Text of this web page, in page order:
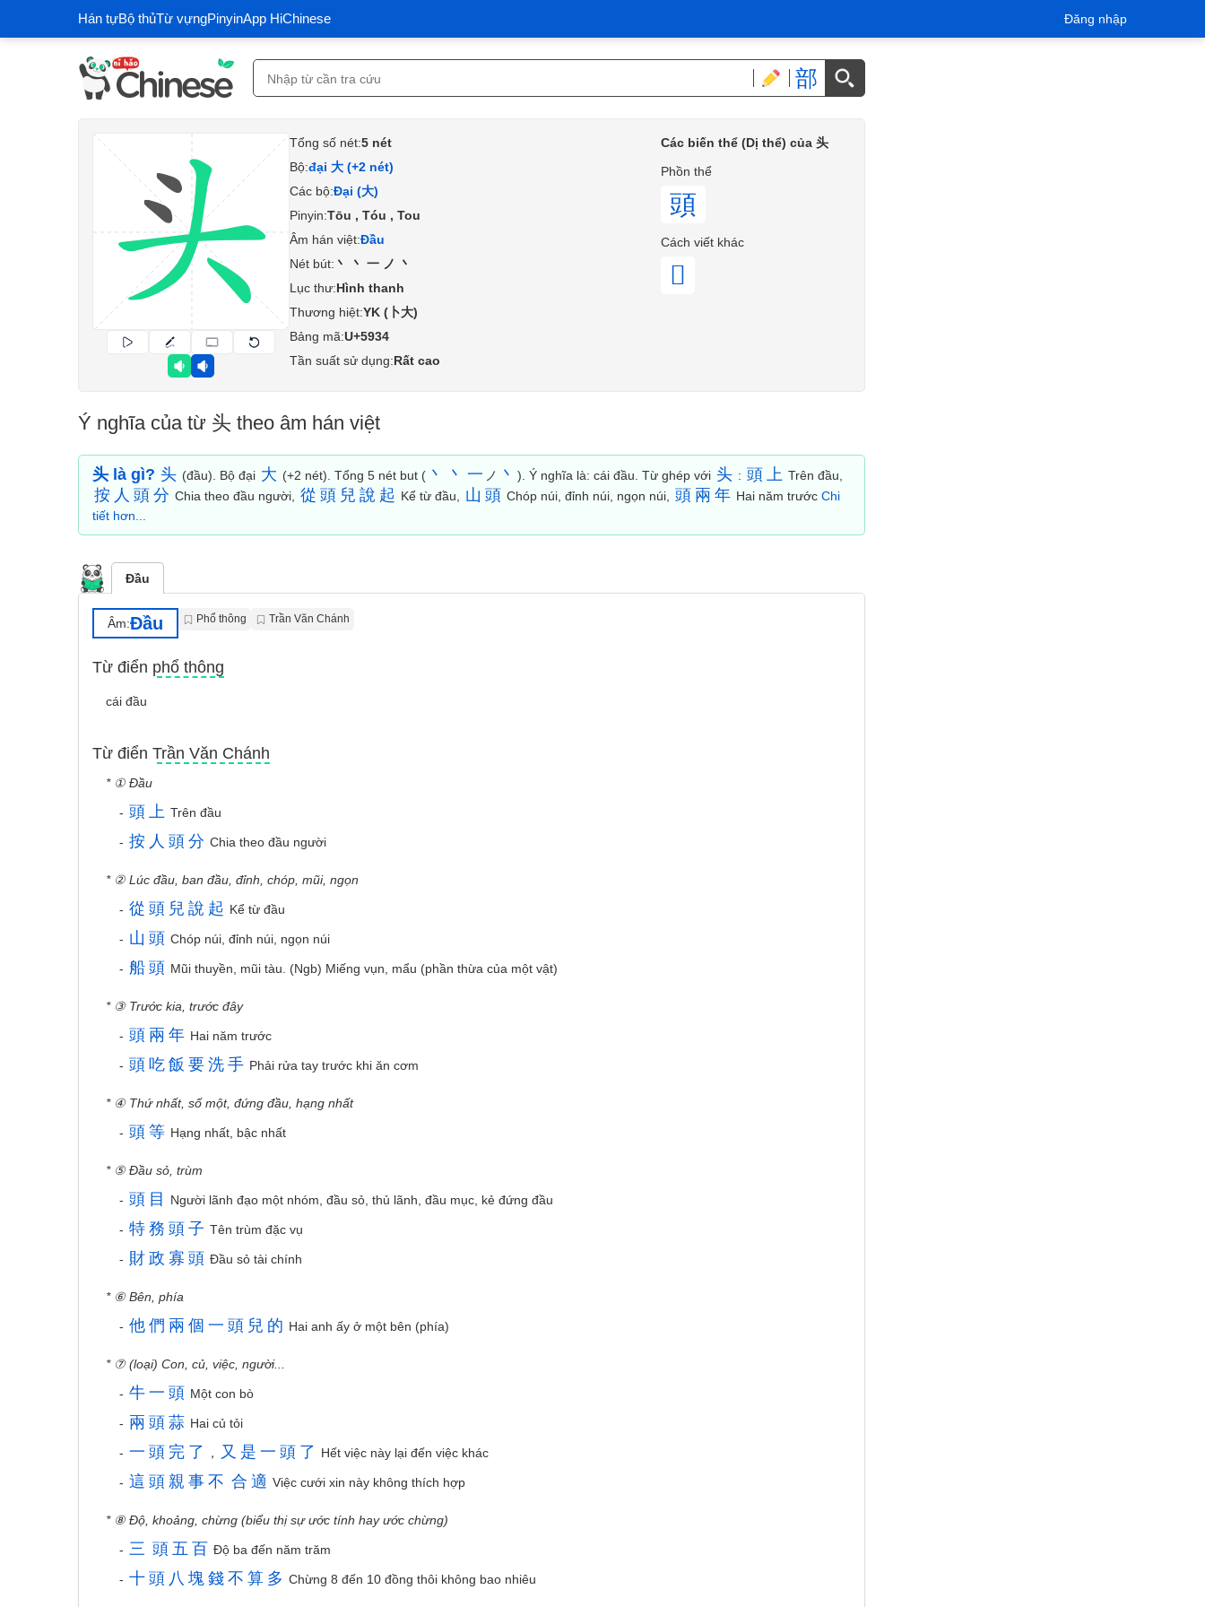
Hán tựBộ thủTừ vựngPinyinApp HiChinese Đăng nhập
部
Tổng số nét:5 nét
Bộ:đại 大 (+2 nét)
Các bộ:Đại (大)
Pinyin:Tōu , Tóu , Tou
Âm hán việt:Đầu
Nét bút: 丶丶一ノ丶
Lục thư:Hình thanh
Thương hiệt:YK (卜大)
Bảng mã:U+5934
Tần suất sử dụng:Rất cao
Các biến thể (Dị thể) của 头
Phồn thể
頭
Cách viết khác
𥘖
Ý nghĩa của từ 头 theo âm hán việt
头 là gì? 头 (đầu). Bộ đại 大 (+2 nét). Tổng 5 nét but ( 丶 丶 一 ノ 丶 ). Ý nghĩa là: cái đầu. Từ ghép với 头 : 頭 上 Trên đầu,
按 人 頭 分 Chia theo đầu người, 從 頭 兒 說 起 Kể từ đầu, 山 頭 Chóp núi, đỉnh núi, ngọn núi, 頭 兩 年 Hai năm trước Chi
tiết hơn...
Đầu
Âm:Đầu Phổ thông Trần Văn Chánh
Từ điển phổ thông
cái đầu
Từ điển Trần Văn Chánh
* ① Đầu
- 頭 上 Trên đầu
- 按 人 頭 分 Chia theo đầu người
* ② Lúc đầu, ban đầu, đỉnh, chóp, mũi, ngọn
- 從 頭 兒 說 起 Kể từ đầu
- 山 頭 Chóp núi, đỉnh núi, ngọn núi
- 船 頭 Mũi thuyền, mũi tàu. (Ngb) Miếng vụn, mẩu (phần thừa của một vật)
* ③ Trước kia, trước đây
- 頭 兩 年 Hai năm trước
- 頭 吃 飯 要 洗 手 Phải rửa tay trước khi ăn cơm
* ④ Thứ nhất, số một, đứng đầu, hạng nhất
- 頭 等 Hạng nhất, bậc nhất
* ⑤ Đầu sỏ, trùm
- 頭 目 Người lãnh đạo một nhóm, đầu sỏ, thủ lãnh, đầu mục, kẻ đứng đầu
- 特 務 頭 子 Tên trùm đặc vụ
- 財 政 寡 頭 Đầu sỏ tài chính
* ⑥ Bên, phía
- 他 們 兩 個 一 頭 兒 的 Hai anh ấy ở một bên (phía)
* ⑦ (loại) Con, củ, việc, người...
- 牛 一 頭 Một con bò
- 兩 頭 蒜 Hai củ tỏi
- 一 頭 完 了 ， 又 是 一 頭 了 Hết việc này lại đến việc khác
- 這 頭 親 事 不 合 適 Việc cưới xin này không thích hợp
* ⑧ Độ, khoảng, chừng (biểu thị sự ước tính hay ước chừng)
- 三 頭 五 百 Độ ba đến năm trăm
- 十 頭 八 塊 錢 不 算 多 Chừng 8 đến 10 đồng thôi không bao nhiêu